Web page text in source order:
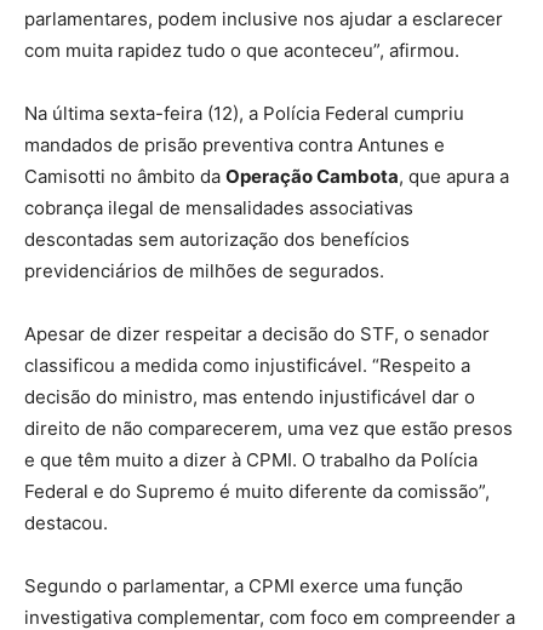
parlamentares, podem inclusive nos ajudar a esclarecer
com muita rapidez tudo o que aconteceu”, afirmou.
Na última sexta-feira (12), a Polícia Federal cumpriu
mandados de prisão preventiva contra Antunes e
Camisotti no âmbito da Operação Cambota, que apura a
cobrança ilegal de mensalidades associativas
descontadas sem autorização dos benefícios
previdenciários de milhões de segurados.
Apesar de dizer respeitar a decisão do STF, o senador
classificou a medida como injustificável. “Respeito a
decisão do ministro, mas entendo injustificável dar o
direito de não comparecerem, uma vez que estão presos
e que têm muito a dizer à CPMI. O trabalho da Polícia
Federal e do Supremo é muito diferente da comissão”,
destacou.
Segundo o parlamentar, a CPMI exerce uma função
investigativa complementar, com foco em compreender a